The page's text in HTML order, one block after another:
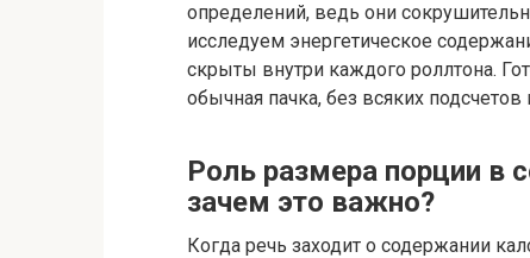
определений, ведь они
исследуем энергетическое
скрыты внутри каждого роллтона.
обычная пачка, без всяких
Роль размера порции в
зачем это важно?
Когда речь заходит о содержании